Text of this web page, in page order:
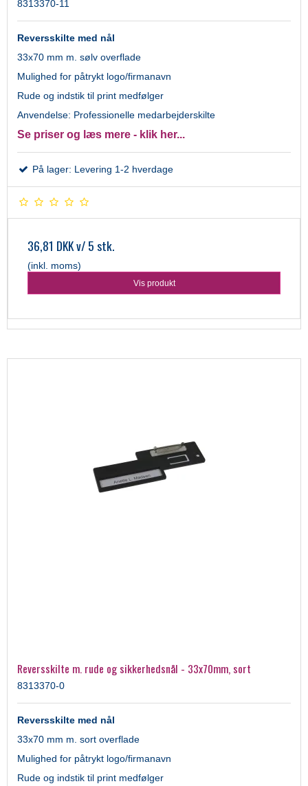
8313370-11
Reversskilte med nål
33x70 mm m. sølv overflade
Mulighed for påtrykt logo/firmanavn
Rude og indstik til print medfølger
Anvendelse: Professionelle medarbejderskilte
Se priser og læs mere - klik her...
På lager: Levering 1-2 hverdage
36,81 DKKv/ 5 stk.
(inkl. moms)
Vis produkt
Reversskilte m. rude og sikkerhedsnål - 33x70mm, sort
8313370-0
Reversskilte med nål
33x70 mm m. sort overflade
Mulighed for påtrykt logo/firmanavn
Rude og indstik til print medfølger